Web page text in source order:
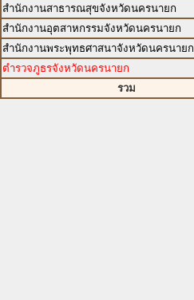
สำนักงานสาธารณสุขจังหวัดนครนายก
สำนักงานอุตสาหกรรมจังหวัดนครนายก
สำนักงานพระพุทธศาสนาจังหวัดนครนายก
ตำรวจภูธรจังหวัดนครนายก
รวม